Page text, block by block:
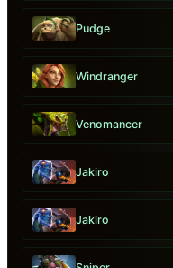
Pudge
Windranger
Venomancer
Jakiro
Jakiro